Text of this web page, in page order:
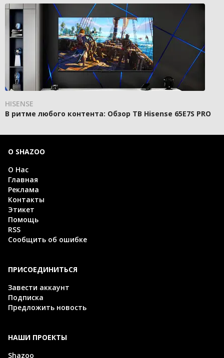
HISENSE
В ритме любого контента: Обзор ТВ Hisense 65E7S PRO
О SHAZOO
О Нас
Главная
Реклама
Контакты
Этикет
Помощь
RSS
Сообщить об ошибке
ПРИСОЕДИНИТЬСЯ
Завести аккаунт
Подписка
Предложить новость
НАШИ ПРОЕКТЫ
Shazoo